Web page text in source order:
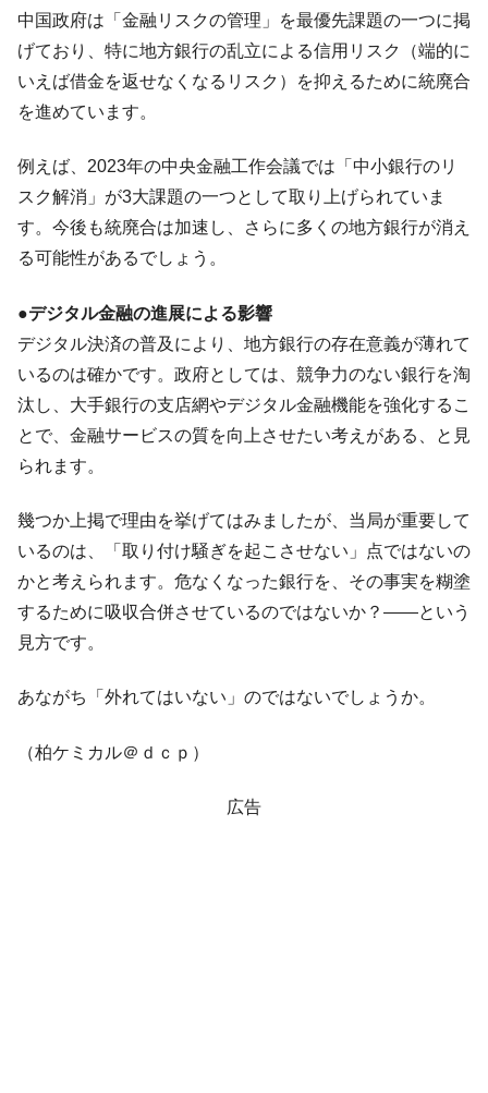
府県とは？
Fact1 今話題の「楽天ライオンズ」とは？
Fact1 奇跡の毛色「白毛馬」とは？
Fact1
全て勝つといくら？ 競馬GI競走で勝利騎手がもら
Fact1 平成仮面ライダーの意外すぎるモチーフとは？
Fact1
発表から2日で大崩壊、鳴かず飛ばずに終わりそう
なスーパーリーグとは？
だった選手とは？
Fact1
甲子園通算本塁打、最多の清原に次いで多く打っ
Fact1 セレクトセールの高額取引馬が稼いだ金額とは？
中国政府は「金融リスクの管理」を最優先課題の一つに掲
げており、特に地方銀行の乱立による信用リスク（端的に
いえば借金を返せなくなるリスク）を抑えるために統廃合
を進めています。
例えば、2023年の中央金融工作会議では「中小銀行のリ
スク解消」が3大課題の一つとして取り上げられていま
す。今後も統廃合は加速し、さらに多くの地方銀行が消え
る可能性があるでしょう。
●デジタル金融の進展による影響
デジタル決済の普及により、地方銀行の存在意義が薄れて
いるのは確かです。政府としては、競争力のない銀行を淘
汰し、大手銀行の支店網やデジタル金融機能を強化するこ
とで、金融サービスの質を向上させたい考えがある、と見
られます。
幾つか上掲で理由を挙げてはみましたが、当局が重要して
いるのは、「取り付け騒ぎを起こさせない」点ではないの
かと考えられます。危なくなった銀行を、その事実を糊塗
するために吸収合併させているのではないか？――という
見方です。
あながち「外れてはいない」のではないでしょうか。
（柏ケミカル＠ｄｃｐ）
広告